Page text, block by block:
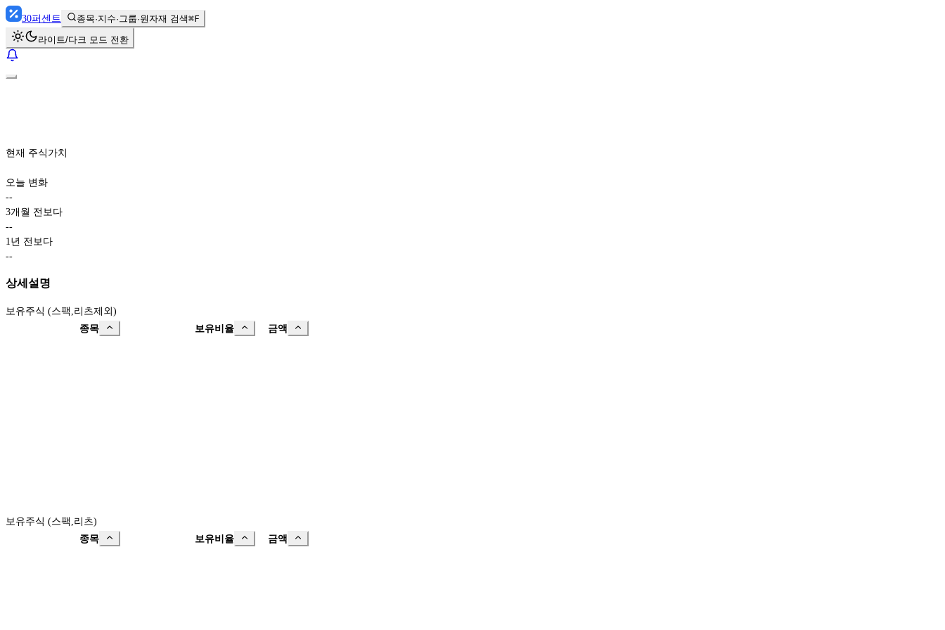
30퍼센트 종목·지수·그룹·원자재 검색⌘F
라이트/다크 모드 전환
현재 주식가치
오늘 변화
--
3개월 전보다
--
1년 전보다
--
상세설명
보유주식 (스팩,리츠제외)
종목
보유비율 금액
보유주식 (스팩,리츠)
종목
보유비율 금액